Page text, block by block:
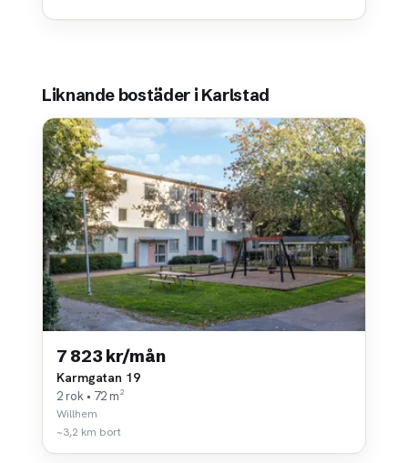
Liknande bostäder i Karlstad
7 823 kr/mån
Karmgatan 19
2 rok • 72 m²
Willhem
~3,2 km bort